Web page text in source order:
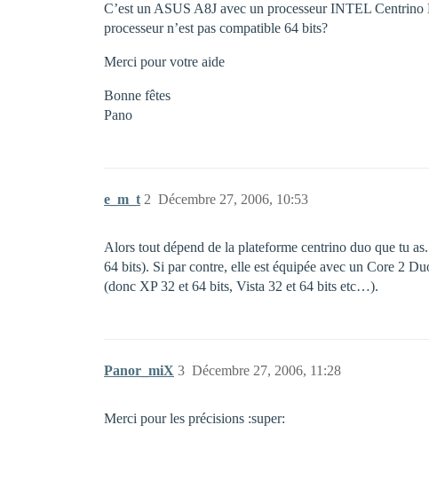
C’est un ASUS A8J avec un processeur INTEL
processeur n’est pas compatible 64 bits?
Merci pour votre aide
Bonne fêtes
Pano
e_m_t Décembre 27, 2006, 10:53
2
Alors tout dépend de la plateforme centrino duo que tu
64 bits). Si par contre, elle est équipée avec un Core 2
(donc XP 32 et 64 bits, Vista 32 et 64 bits etc…).
Panor_miX Décembre 27, 2006, 11:28
3
Merci pour les précisions :super: